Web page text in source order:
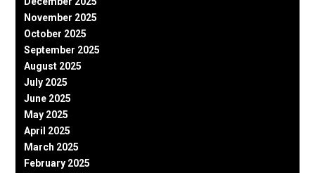
November 2025
October 2025
September 2025
August 2025
July 2025
June 2025
May 2025
April 2025
March 2025
February 2025